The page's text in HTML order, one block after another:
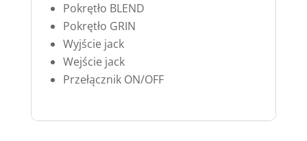
Pokrętło BLEND
Pokrętło GRIN
Wyjście jack
Wejście jack
Przełącznik ON/OFF